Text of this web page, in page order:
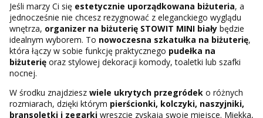
Jeśli marzy Ci się estetycznie uporządkowana biżuteria, a
jednocześnie nie chcesz rezygnować z eleganckiego wyglądu
wnętrza, organizer na biżuterię STOWIT MINI biały będzie
idealnym wyborem. To nowoczesna szkatułka na biżuterię,
która łączy w sobie funkcję praktycznego pudełka na
biżuterię oraz stylowej dekoracji komody, toaletki lub szafki
nocnej.
W środku znajdziesz wiele ukrytych przegródek o różnych
rozmiarach, dzięki którym pierścionki, kolczyki, naszyjniki,
bransoletki i zegarki wreszcie zyskają swoje miejsce. Miękka,